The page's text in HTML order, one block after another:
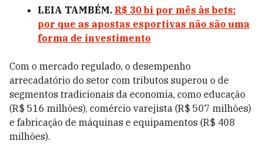
LEIA TAMBÉM. R$ 30 bi por mês às bets:
por que as apostas esportivas não são uma
forma de investimento
Com o mercado regulado, o desempenho
arrecadatório do setor com tributos superou o de
segmentos tradicionais da economia, como educação
(R$ 516 milhões), comércio varejista (R$ 507 milhões)
e fabricação de máquinas e equipamentos (R$ 408
milhões).